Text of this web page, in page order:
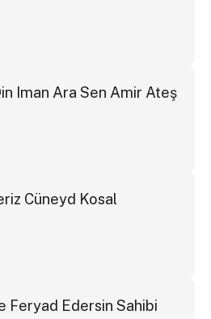
Iman Ara Sen Amir Ateş
Cüneyd Kosal
Feryad Edersin Sahibi